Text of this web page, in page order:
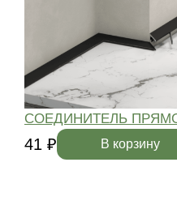
СОЕДИНИТЕЛЬ
41 ₽ В корзину